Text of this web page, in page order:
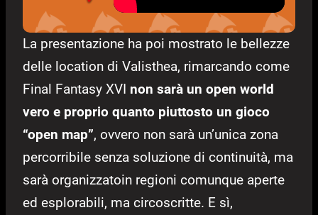
La presentazione ha poi mostrato le bellezze
delle location di Valisthea, rimarcando come
Final Fantasy XVI non sarà un open world
vero e proprio quanto piuttosto un gioco
“open map”, ovvero non sarà un’unica zona
percorribile senza soluzione di continuità, ma
sarà organizzatoin regioni comunque aperte
ed esplorabili, ma circoscritte. E sì,